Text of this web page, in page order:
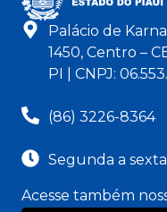
Palácio de
1450, Centro –
PI | CNPJ:
(86) 3226-8364
Segunda a
Acesse também